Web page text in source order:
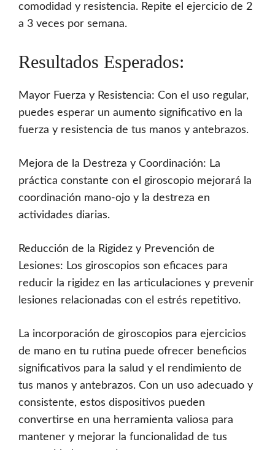
comodidad y resistencia. Repite el ejercicio de 2
a 3 veces por semana.
Resultados Esperados:
Mayor Fuerza y Resistencia: Con el uso regular,
puedes esperar un aumento significativo en la
fuerza y resistencia de tus manos y antebrazos.
Mejora de la Destreza y Coordinación: La
práctica constante con el giroscopio mejorará la
coordinación mano-ojo y la destreza en
actividades diarias.
Reducción de la Rigidez y Prevención de
Lesiones: Los giroscopios son eficaces para
reducir la rigidez en las articulaciones y prevenir
lesiones relacionadas con el estrés repetitivo.
La incorporación de giroscopios para ejercicios
de mano en tu rutina puede ofrecer beneficios
significativos para la salud y el rendimiento de
tus manos y antebrazos. Con un uso adecuado y
consistente, estos dispositivos pueden
convertirse en una herramienta valiosa para
mantener y mejorar la funcionalidad de tus